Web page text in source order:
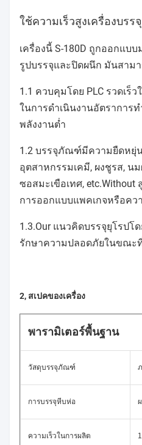
ใช้ความเร็วสูงเครื่องบรร
เครื่องนี้ S-180D ถูกออกแบ
รูปบรรจุและปิดผนึก มันสาม
1.1 ควบคุมโดย PLC รวดเร็
ในการดำเนินงานอัตราการ
พลังงานต่ำ
1.2 บรรจุภัณฑ์มีความยืดหยุ่
อุตสาหกรรมเคมี, ผงชูรส, นม
ซอสมะเขือเทศ,
การออกแบบแพคเกจหรือคว
1.3.Our แนวคิดบรรจุยุโรปโ
รักษาความปลอดภัยในขณะ
2, สเปคของเครื่อง
พารามิเตอร์พื้นฐาน
วัสดุบรรจุภัณฑ์
การบรรจุหีบห่อ
ความเร็วในการผลิต